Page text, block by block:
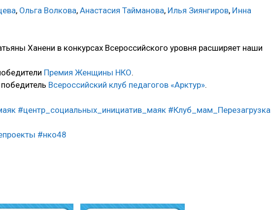
, Ольга Волкова, Анастасия Тайманова, Илья Зиянгиров, Инна
Ханени в конкурсах Всероссийского уровня расширяет наши
Премия Женщины НКО.
Всероссийский клуб педагогов «Арктур».
#центр_социальных_инициатив_маяк #Клуб_мам_Перезагрузка
#нко48